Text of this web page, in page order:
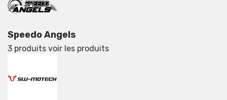
Speedo Angels
3 produits voir les produits